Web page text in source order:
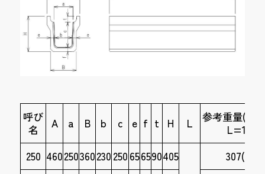
呼び
名
A a B b c e f t H L
参考重量
L=1000
250 460250360230 250 656590405
307(154)